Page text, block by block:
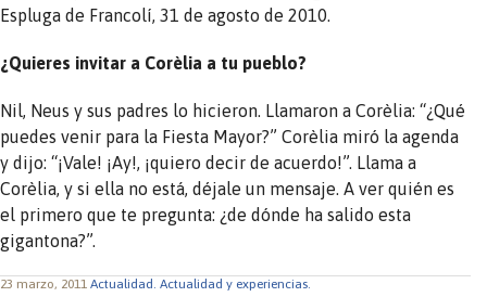
Espluga de Francolí, 31 de agosto de 2010.
¿Quieres invitar a Corèlia a tu pueblo?
Nil, Neus y sus padres lo hicieron. Llamaron a Corèlia: “¿Qué
puedes venir para la Fiesta Mayor?” Corèlia miró la agenda
y dijo: “¡Vale! ¡Ay!, ¡quiero decir de acuerdo!”. Llama a
Corèlia, y si ella no está, déjale un mensaje. A ver quién es
el primero que te pregunta: ¿de dónde ha salido esta
gigantona?”.
23 marzo, 2011 Actualidad. Actualidad y experiencias.